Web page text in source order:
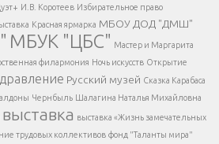
</div > </div >
И.В. Коротеев Избирательное право
Красная ярмарка МБОУ ДОД "ДМШ"
МБУК "ЦБС" Мастер и Маргарита
филармония Ночь искусств Открытие
Русский музей Сказка Карабаса
Чернбыль Шалагина Наталья Михайловна
выставка выставка «Жизнь замечательных
трудовых коллективов фонд "Таланты мира"